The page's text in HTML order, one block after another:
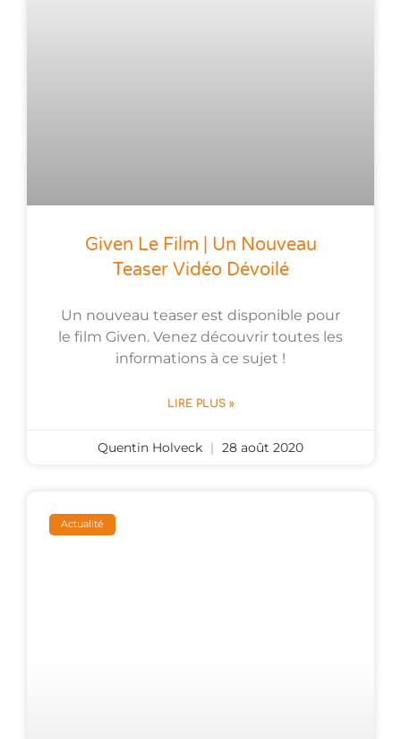
Given Le Film | Un Nouveau
Teaser Vidéo Dévoilé
Un nouveau teaser est disponible pour
le film Given. Venez découvrir toutes les
informations à ce sujet !
LIRE PLUS »
Quentin Holveck 28 août 2020
Actualité